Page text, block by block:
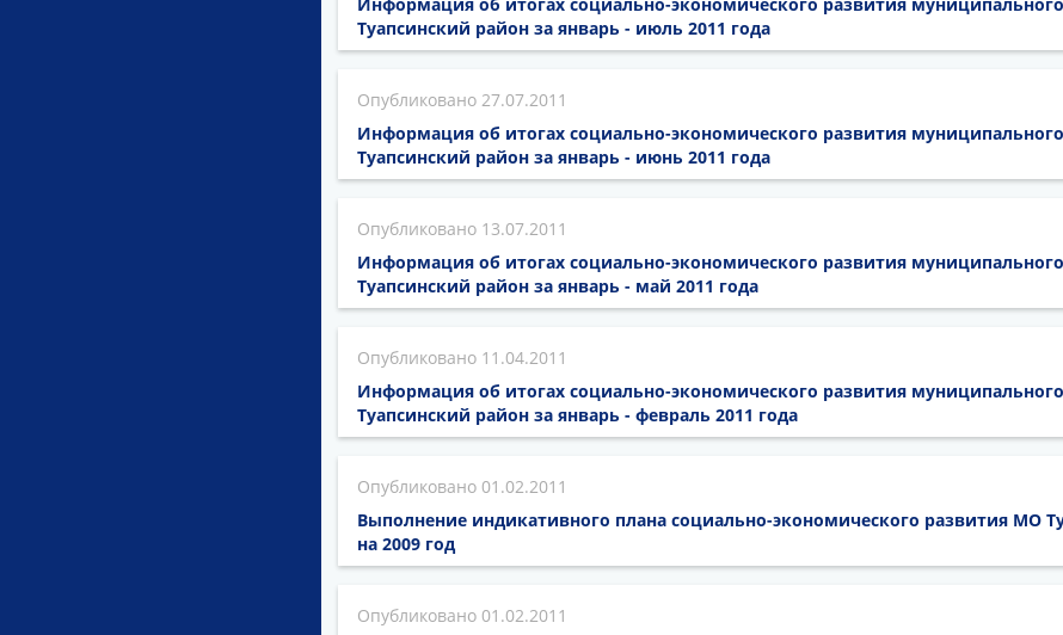
Туапсинский район за январь - июль 2011 года
27.07.2011
Информация об итогах социально-экономического развития
Туапсинский район за январь - июнь 2011 года
13.07.2011
Информация об итогах социально-экономического развития
Туапсинский район за январь - май 2011 года
11.04.2011
Информация об итогах социально-экономического развития
Туапсинский район за январь - февраль 2011 года
01.02.2011
Выполнение индикативного плана социально-экономического развития МО
на 2009 год
01.02.2011